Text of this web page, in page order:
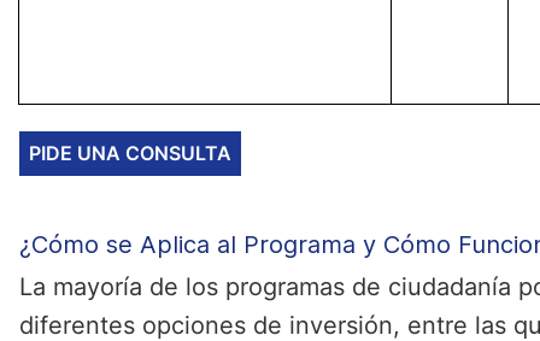
PIDE UNA CONSULTA
¿Cómo se Aplica al Programa y Cómo
La mayoría de los programas de ciudadanía
diferentes opciones de inversión, entre las